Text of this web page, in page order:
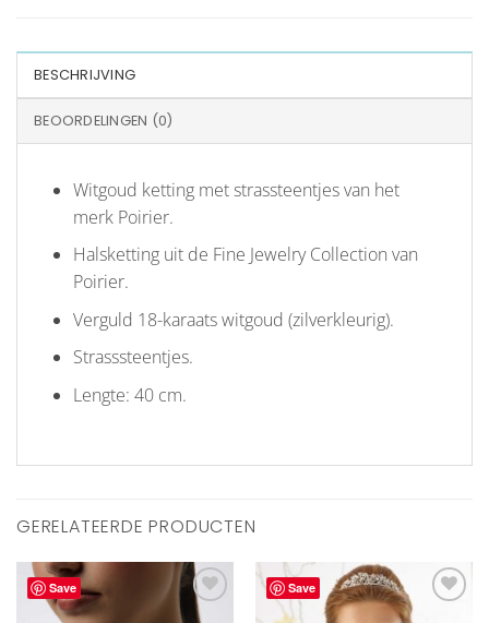
BESCHRIJVING
BEOORDELINGEN (0)
Witgoud ketting met strassteentjes van het
merk Poirier.
Halsketting uit de Fine Jewelry Collection van
Poirier.
Verguld 18-karaats witgoud (zilverkleurig).
Strasssteentjes.
Lengte: 40 cm.
GERELATEERDE PRODUCTEN
Save
Aan
Save